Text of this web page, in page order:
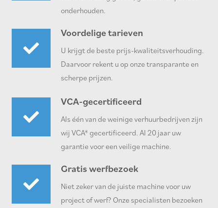
onderhouden.
Voordelige tarieven
U krijgt de beste prijs-kwaliteitsverhouding.
Daarvoor rekent u op onze transparante en
scherpe prijzen.
VCA-gecertificeerd
Als één van de weinige verhuurbedrijven zijn
wij VCA* gecertificeerd. Al 20 jaar uw
garantie voor een veilige machine.
Gratis werfbezoek
Niet zeker van de juiste machine voor uw
project of werf? Onze specialisten bezoeken